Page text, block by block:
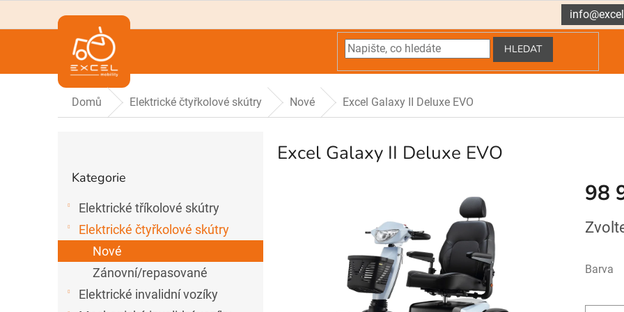
HLEDAT
Domů Elektrické čtyřkolové skútry Nové Excel Galaxy II Deluxe EVO
n
í
kategorie
Kategorie
Elektrické tříkolové skútry
Elektrické čtyřkolové skútry
Nové
Zánovní/repasované
Elektrické invalidní vozíky
Excel Galaxy II Deluxe EVO
98
Měrná
cena:
Barva